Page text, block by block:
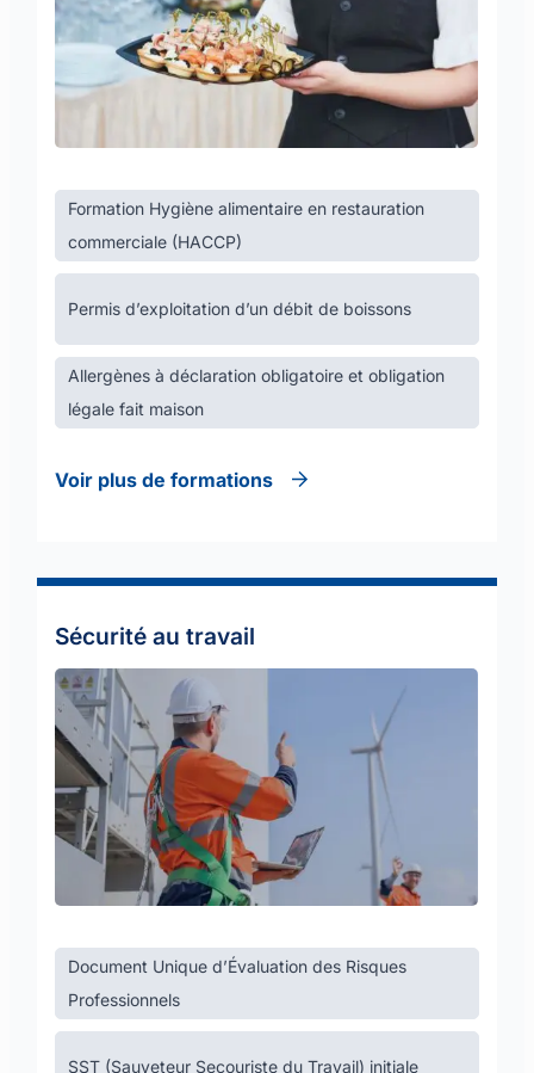
Formation Hygiène alimentaire en restauration
commerciale (HACCP)
Permis d’exploitation d’un débit de boissons
Allergènes à déclaration obligatoire et obligation
légale fait maison
Voir plus de formations
Sécurité au travail
Document Unique d’Évaluation des Risques
Professionnels
SST (Sauveteur Secouriste du Travail) initiale